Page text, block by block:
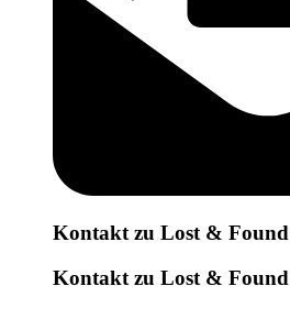
Kontakt zu Lost & Found
Kontakt zu Lost & Found